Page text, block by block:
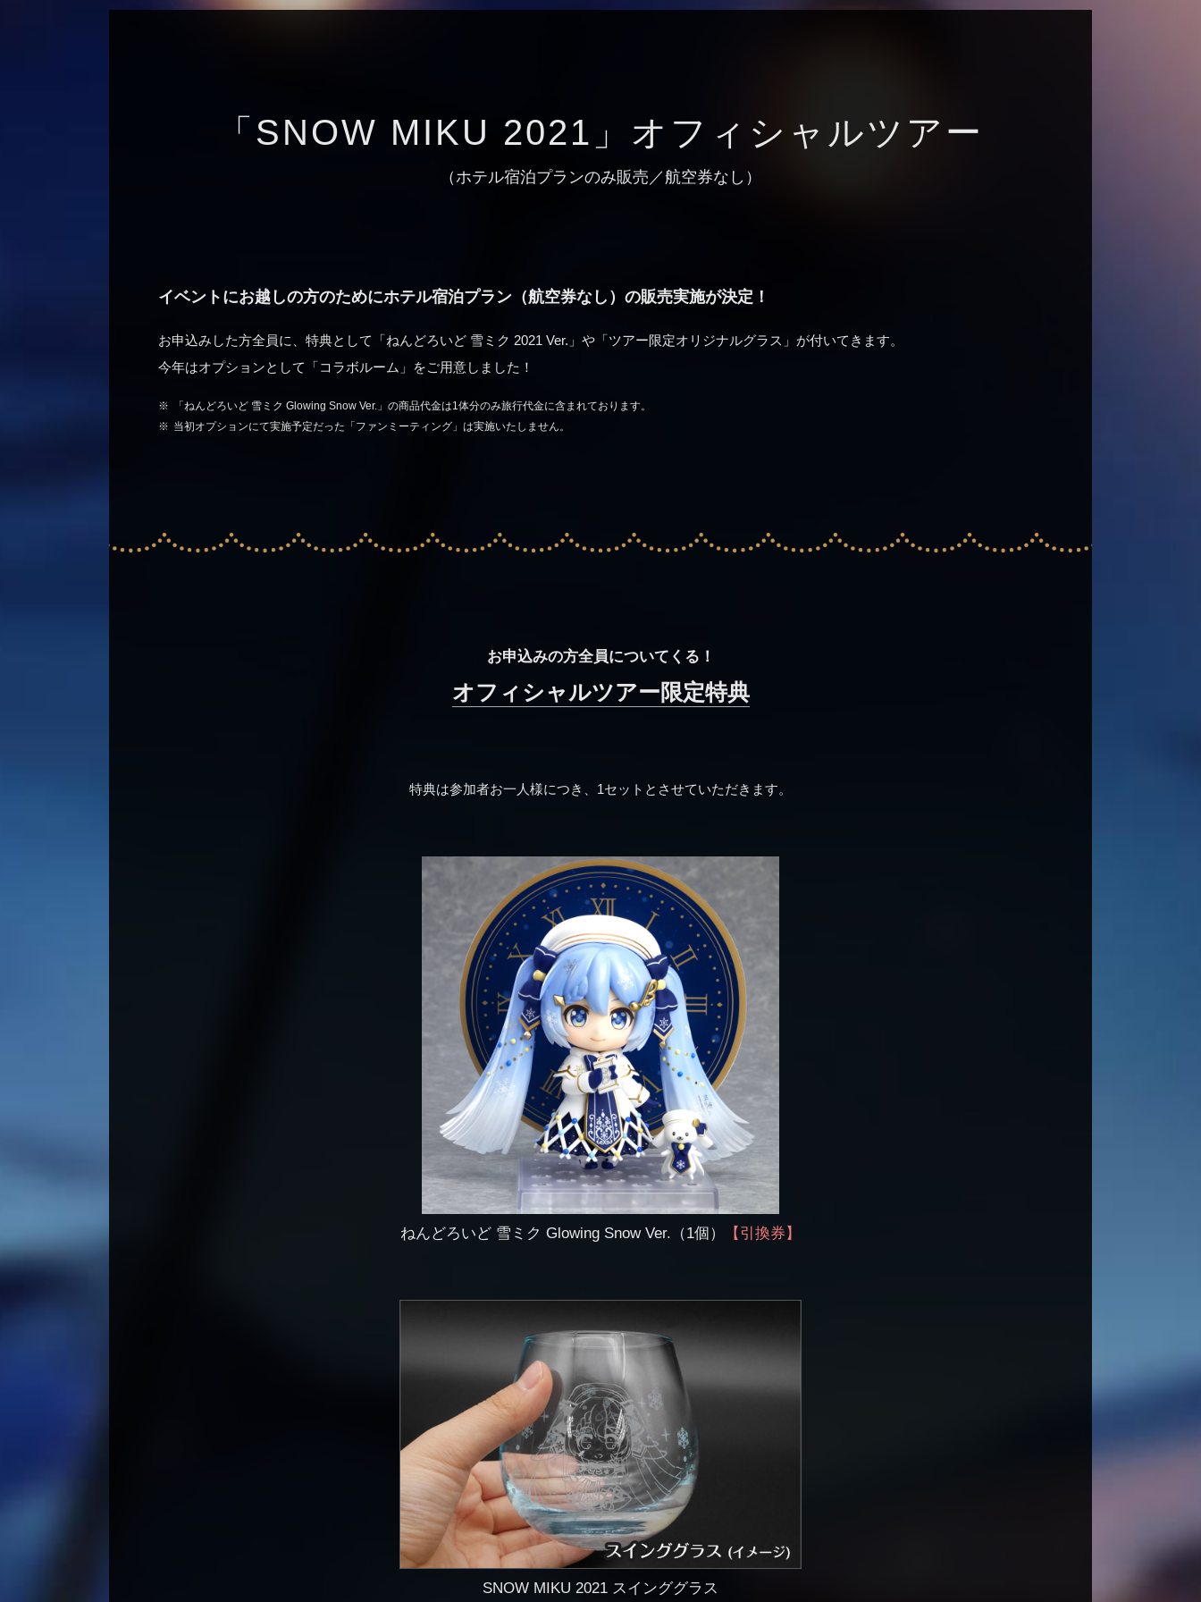
「SNOW MIKU 2021」 オフィシャルツアー
（ホテル宿泊プランのみ販売 ／航空券なし ）
イベントにお越しの方のためにホテル宿泊プラン（航空券なし）の販売実施が決定！
お申込みした方全員に、特典として「ねんどろいど 雪ミク 2021 Ver.」や「ツアー限定オリジナルグラス」が付いてきます。
今年はオプションとして「コラボルーム」をご用意しました！
「ねんどろいど 雪ミク Glowing Snow Ver.」の商品代金は1体分のみ旅行代金に含まれております。
当初オプションにて実施予定だった「ファンミーティング」は実施いたしません。
お申込みの方全員についてくる！
オフィシャルツアー限定特典
特典は参加者お一人様につき、1セットとさせていただきます。
ねんどろいど 雪ミク Glowing Snow Ver.（1個） 【引換券】
SNOW MIKU 2021 スインググラス